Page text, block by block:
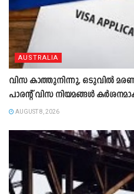
AUSTRALIA
വിസ കാത്തുനിന്നു, ഒടുവിൽ
പാരന്റ് വിസ നിയമങ്ങൾ
AUGUST 8, 2026